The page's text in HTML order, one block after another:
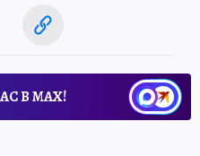
В МАХ!